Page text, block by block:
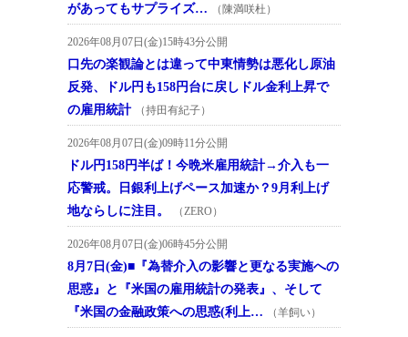
があってもサプライズ…
（陳満咲杜）
2026年08月07日(金)15時43分公開
口先の楽観論とは違って中東情勢は悪化し原油
反発、ドル円も158円台に戻しドル金利上昇で
の雇用統計
（持田有紀子）
2026年08月07日(金)09時11分公開
ドル円158円半ば！今晩米雇用統計→介入も一
応警戒。日銀利上げペース加速か？9月利上げ
地ならしに注目。
（ZERO）
2026年08月07日(金)06時45分公開
8月7日(金)■『為替介入の影響と更なる実施への
思惑』と『米国の雇用統計の発表』、そして
『米国の金融政策への思惑(利上…
（羊飼い）